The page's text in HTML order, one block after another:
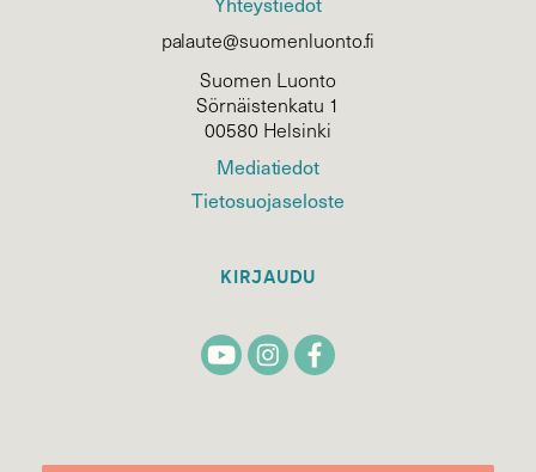
palaute@suomenluonto.fi
Suomen Luonto
Sörnäistenkatu 1
00580 Helsinki
Mediatiedot
Tietosuojaseloste
KIRJAUDU